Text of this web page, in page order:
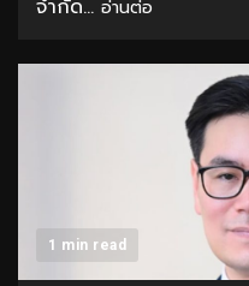
จำกัด... อ่านต่อ
1 min read